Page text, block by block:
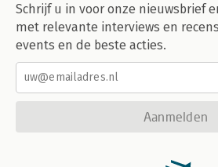
Schrijf u in voor onze nieuwsbrief
met relevante interviews en
events en de beste acties.
Aanmelden